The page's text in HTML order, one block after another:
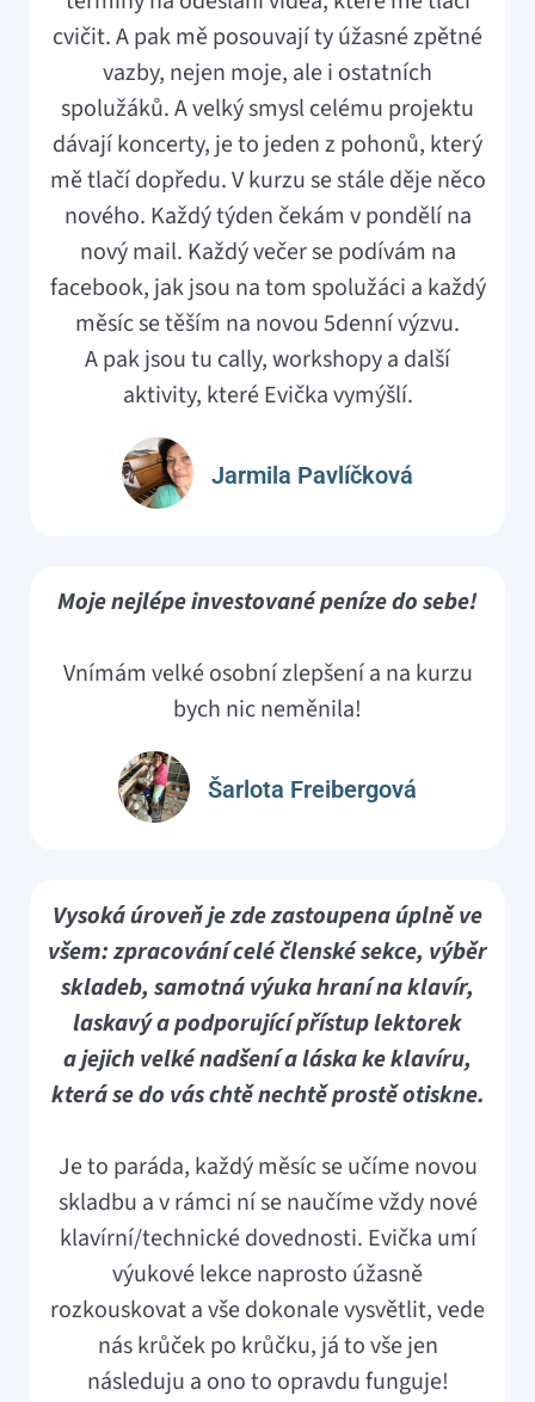
cvičit. A pak mě posouvají ty úžasné zpětné
vazby, nejen moje, ale i ostatních
spolužáků. A velký smysl celému projektu
dávají koncerty, je to jeden z pohonů, který
mě tlačí dopředu. V kurzu se stále děje něco
nového. Každý týden čekám v pondělí na
nový mail. Každý večer se podívám na
facebook, jak jsou na tom spolužáci a každý
měsíc se těším na novou 5denní výzvu.
A pak jsou tu cally, workshopy a další
aktivity, které Evička vymýšlí.
Jarmila Pavlíčková
Moje nejlépe investované peníze do sebe!
Vnímám velké osobní zlepšení a na kurzu
bych nic neměnila!
Šarlota Freibergová
Vysoká úroveň je zde zastoupena úplně ve
všem: zpracování celé členské sekce, výběr
skladeb, samotná výuka hraní na klavír,
laskavý a podporující přístup lektorek
a jejich velké nadšení a láska ke klavíru,
která se do vás chtě nechtě prostě otiskne.
Je to paráda, každý měsíc se učíme novou
skladbu a v rámci ní se naučíme vždy nové
klavírní/technické dovednosti. Evička umí
výukové lekce naprosto úžasně
rozkouskovat a vše dokonale vysvětlit, vede
nás krůček po krůčku, já to vše jen
následuju a ono to opravdu funguje!